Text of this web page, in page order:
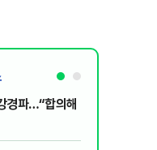
맹위 '낮 최고
집에서 할 수